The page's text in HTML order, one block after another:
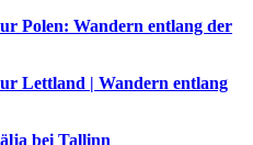
Polen: Wandern entlang der
Lettland | Wandern entlang
bei Tallinn